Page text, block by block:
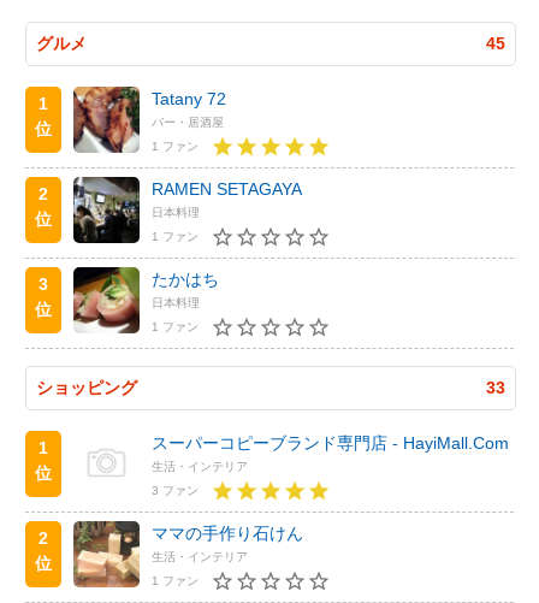
グルメ 45
1
位
Tatany 72
バー・居酒屋
1 ファン
2
位
RAMEN SETAGAYA
日本料理
1 ファン
3
位
たかはち
日本料理
1 ファン
ショッピング 33
1
位
スーパーコピーブランド専門店 - HayiMall.Com
生活・インテリア
3 ファン
2
位
ママの手作り石けん
生活・インテリア
1 ファン